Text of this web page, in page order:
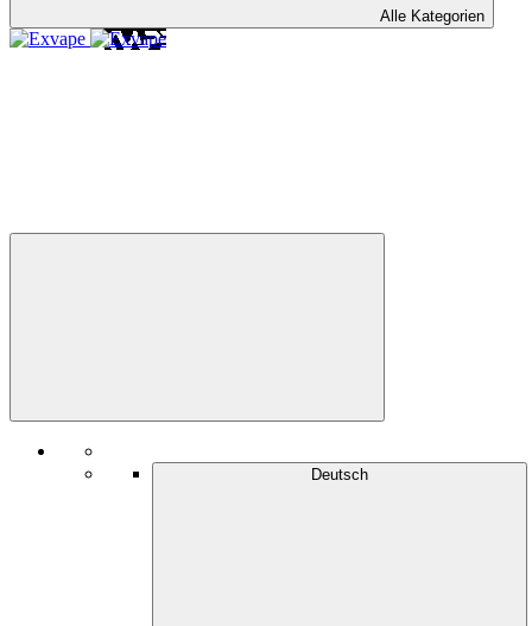
Alle Kategorien
Deutsch